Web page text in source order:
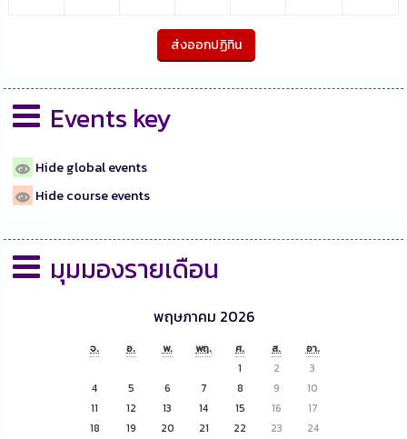
Events key
Hide global events
Hide course events
มุมมองรายเดือน
พฤษภาคม 2026
จ. อ. พ. พฤ. ศ. ส.
อา.
1
2
3
4
5 6 7 8 9
10
11
12 13 14 15 16
17
18
19 20 21 22 23
24